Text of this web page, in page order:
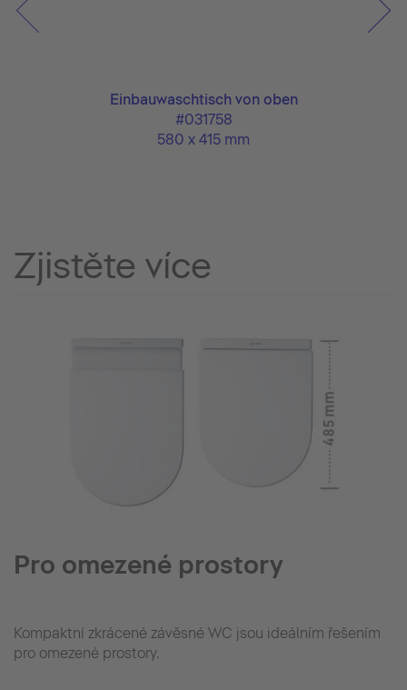
Einbauwaschtisch von oben
#031758
580 x 415 mm
Zjistěte více
Pro omezené prostory
Kompaktní zkrácené závěsné WC jsou ideálním řešením
pro omezené prostory.